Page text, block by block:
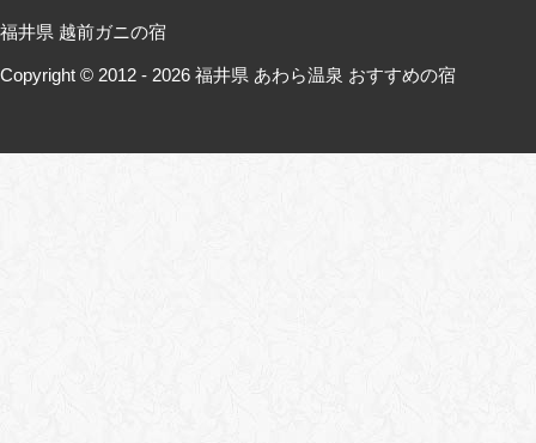
福井県 越前ガニの宿
Copyright © 2012 - 2026 福井県 あわら温泉 おすすめの宿